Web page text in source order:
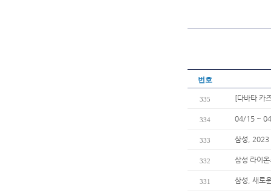
번호
335 [다바타 카
334 04/15 ~
333 삼성, 2023
332 삼성 라이
331 삼성, 새로